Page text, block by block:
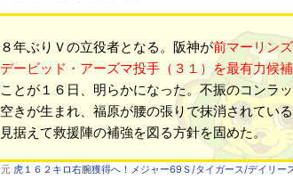
年ぶりＶの立役者となる。阪神が前マーリン
ービッド・アーズマ投手（３１）を最有力候
ことが１６日、明らかになった。不振のコンラ
きが生まれ、福原が腰の張りで抹消されてい
据えて救援陣の補強を図る方針を固めた。
虎１６２キロ右腕獲得へ！メジャー69Ｓ/タイガース/デイリー